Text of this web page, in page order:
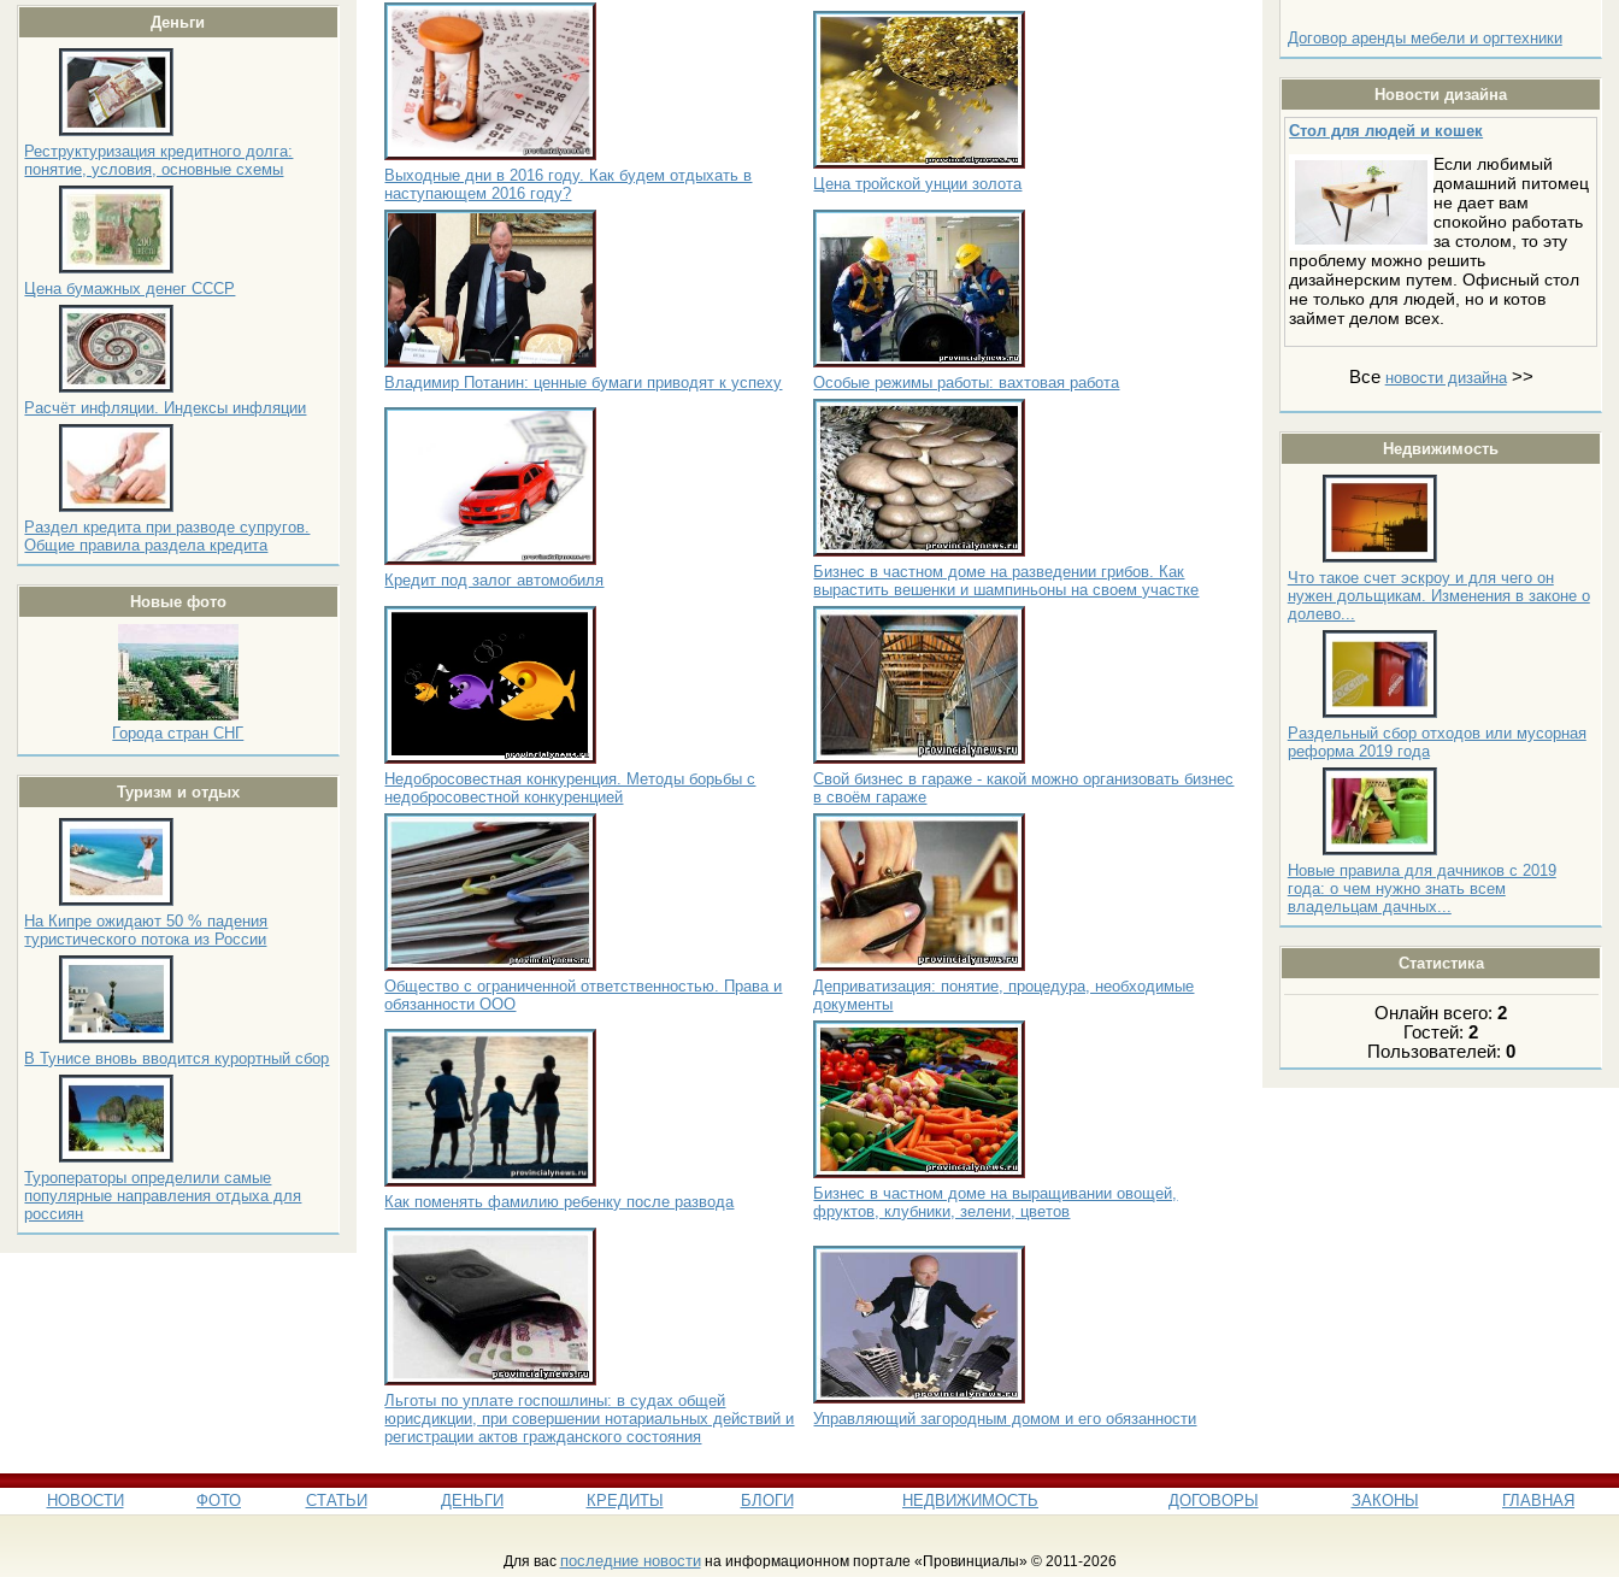
Деньги
Реструктуризация кредитного долга:
понятие, условия, основные схемы
Цена бумажных денег СССР
Расчёт инфляции. Индексы инфляции
Раздел кредита при разводе супругов.
Общие правила раздела кредита
Новые фото
Города стран СНГ
Туризм и отдых
На Кипре ожидают 50 % падения
туристического потока из России
В Тунисе вновь вводится курортный сбор
Туроператоры определили самые
популярные направления отдыха для
россиян
Договор аренды мебели и оргтехники
Новости дизайна
Стол для людей и кошек
Если любимый
домашний питомец
не дает вам
спокойно работать
за столом, то эту
проблему можно решить
дизайнерским путем. Офисный стол
не только для людей, но и котов
займет делом всех.
Все новости дизайна>>
Недвижимость
Что такое счет эскроу и для чего он
нужен дольщикам. Изменения в законе о
долево...
Раздельный сбор отходов или мусорная
реформа 2019 года
Новые правила для дачников с 2019
года: о чем нужно знать всем
владельцам дачных...
Статистика
Онлайн всего:2
Гостей:2
Пользователей: 0
Выходные дни в 2016 году. Как будем отдыхать в
наступающем 2016 году?
Цена тройской унции золота
Владимир Потанин: ценные бумаги приводят к успеху Особые режимы работы: вахтовая работа
Кредит под залог автомобиля
Бизнес в частном доме на разведении грибов. Как
вырастить вешенки и шампиньоны на своем участке
Недобросовестная конкуренция. Методы борьбы с
недобросовестной конкуренцией
Свой бизнес в гараже - какой можно организовать бизнес
в своём гараже
Общество с ограниченной ответственностью. Права и
обязанности ООО
Деприватизация: понятие, процедура, необходимые
документы
Как поменять фамилию ребенку после развода
Бизнес в частном доме на выращивании овощей,
фруктов, клубники, зелени, цветов
Льготы по уплате госпошлины: в судах общей
юрисдикции, при совершении нотариальных действий и
регистрации актов гражданского состояния
Управляющий загородным домом и его обязанности
НОВОСТИ ФОТО СТАТЬИ ДЕНЬГИ КРЕДИТЫ БЛОГИ НЕДВИЖИМОСТЬ ДОГОВОРЫ ЗАКОНЫ ГЛАВНАЯ
Для вас последние новостина информационном портале «Провинциалы» © 2011-2026